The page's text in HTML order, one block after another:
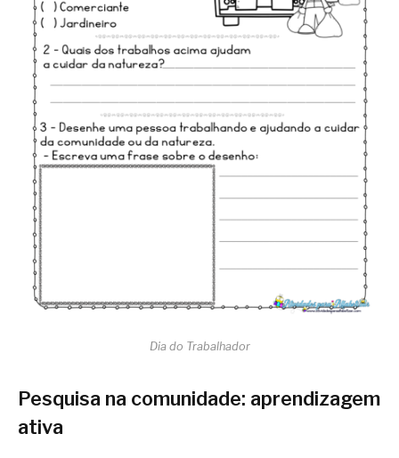
Dia do Trabalhador
Pesquisa na comunidade: aprendizagem
ativa